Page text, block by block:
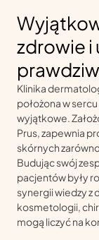
zdrowie i
Klinika
położona w
wyjątkowe.
Prus, zapewnia
skórnych
Budując swój
pacjentów były
synergii wiedzy
kosmetologii,
mogą liczyć na